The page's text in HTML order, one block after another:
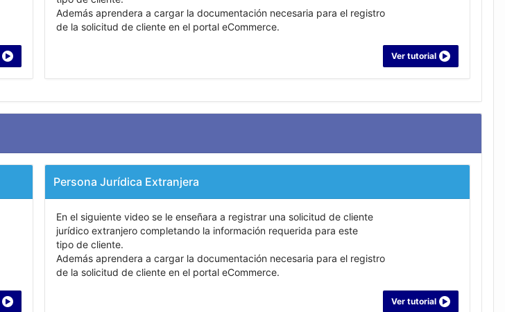
Además aprendera a cargar la documentación necesaria para el registro
de la solicitud de cliente en el portal eCommerce.
Ver tutorial
Persona Jurídica Extranjera
En el siguiente video se le enseñara a registrar una solicitud de cliente
jurídico extranjero completando la información requerida para este
tipo de cliente.
Además aprendera a cargar la documentación necesaria para el registro
de la solicitud de cliente en el portal eCommerce.
Ver tutorial